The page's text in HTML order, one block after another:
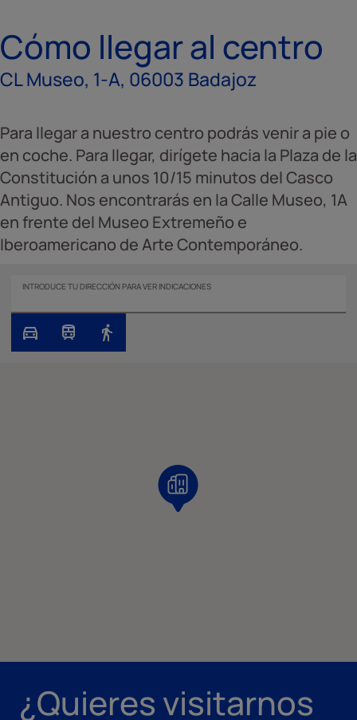
Cómo llegar al centro
CL Museo, 1-A, 06003 Badajoz
Para llegar a nuestro centro podrás venir a pie o
en coche. Para llegar, dirígete hacia la Plaza de la
Constitución a unos 10/15 minutos del Casco
Antiguo. Nos encontrarás en la Calle Museo, 1A
en frente del Museo Extremeño e
Iberoamericano de Arte Contemporáneo.
INTRODUCE TU DIRECCIÓN PARA VER INDICACIONES
¿Quieres visitarnos